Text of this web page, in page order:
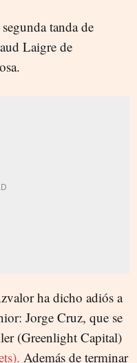
tanda de
Laigre de
ha dicho adiós a
Jorge Cruz, que se
(Greenlight Capital)
Además de terminar